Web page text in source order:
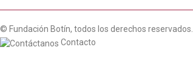
© Fundación Botín, todos los derechos reservados.
Contacto